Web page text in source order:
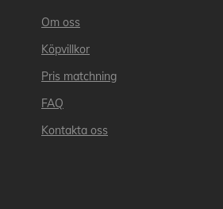
Om oss
Köpvillkor
Pris matchning
FAQ
Kontakta oss